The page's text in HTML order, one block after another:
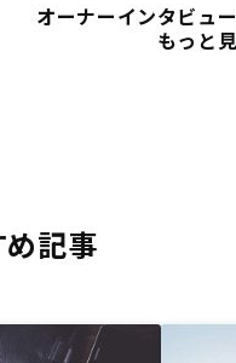
オーナーインタビュ
もっと
記事